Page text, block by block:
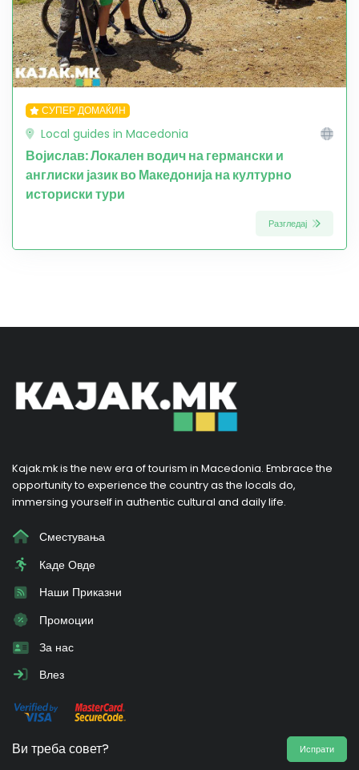
СУПЕР ДОМАЌИН
Local guides in Macedonia
Војислав: Локален водич на германски и
англиски јазик во Македонија на културно
историски тури
Разгледај
Kajak.mk is the new era of tourism in Macedonia. Embrace the
opportunity to experience the country as the locals do,
immersing yourself in authentic cultural and daily life.
Сместувања
Каде Овде
Наши Приказни
Промоции
За нас
Влез
Ви треба совет? Испрати